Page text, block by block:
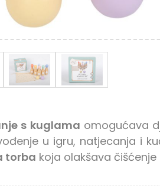
s kuglama omogućava
u igru, natjecanja i
torba koja olakšava